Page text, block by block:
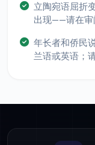
立陶宛语屈折
出现——请在审
年长者和侨民
兰语或英语；